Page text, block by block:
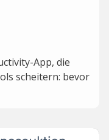
App, die
scheitern: bevor